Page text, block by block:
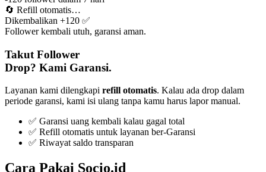
🔄 Refill otomatis…
Dikembalikan +120 ✅
Follower kembali utuh, garansi aman.
Takut Follower
Drop? Kami Garansi.
Layanan kami dilengkapi refill otomatis. Kalau ada drop dalam
periode garansi, kami isi ulang tanpa kamu harus lapor manual.
✅ Garansi uang kembali kalau gagal total
✅ Refill otomatis untuk layanan ber-Garansi
✅ Riwayat saldo transparan
Cara Pakai Socio.id